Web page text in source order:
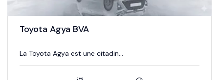
Toyota Agya BVA
La Toyota Agya est une citadin...